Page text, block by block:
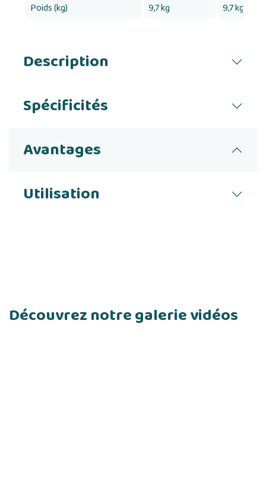
Poids (kg)
9,7 kg 9,7 kg
Description
Spécificités
Avantages
Utilisation
Découvrez notre galerie vidéos